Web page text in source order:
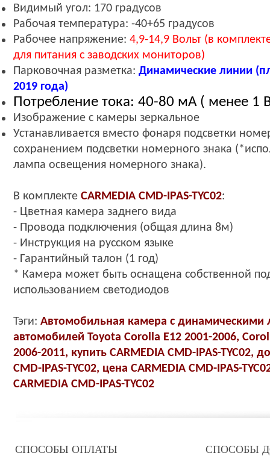
Видимый угол: 170 градусов
Рабочая температура: -40+65 градусов
Рабочее напряжение: 4,9-14,9 Вольт (в
для питания с заводских мониторов)
Парковочная разметка: Динамические линии
2019 года)
Потребление тока: 40-80 мА ( менее 1
Изображение с камеры зеркальное
Устанавливается вместо фонаря подсветки
сохранением подсветки номерного знака (*
лампа освещения номерного знака).
В комплекте CARMEDIA CMD-IPAS-TYC02:
- Цветная камера заднего вида
- Провода подключения (общая длина 8м)
- Инструкция на русском языке
- Гарантийный талон (1 год)
* Камера может быть оснащена собственной
использованием светодиодов
Тэги: Автомобильная камера с динамическими
автомобилей Toyota Corolla E12 2001-2006,
2006-2011, купить CARMEDIA CMD-IPAS-TYC02,
CMD-IPAS-TYC02, цена CARMEDIA CMD-IPAS-
CARMEDIA CMD-IPAS-TYC02
СПОСОБЫ ОПЛАТЫ СПОСОБЫ